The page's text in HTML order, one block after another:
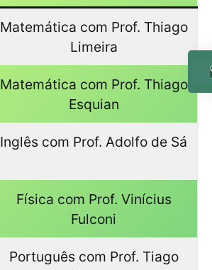
Matemática com Prof. Thiago
Limeira
Matemática com Prof. Thiago
Esquian
Inglês com Prof. Adolfo de Sá
Física com Prof. Vinícius
Fulconi
Português com Prof. Tiago